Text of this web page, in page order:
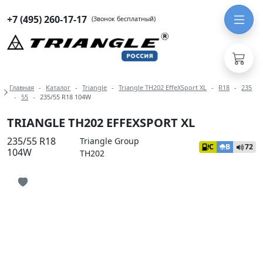
+7 (495) 260-17-17 (Звонок бесплатный)
Навигация по разделам модели
Главная Каталог Triangle Triangle TH202 EffeXSport XL R18
235
55
235/55 R18 104W
TRIANGLE TH202 EFFEXSPORT XL
235/55 R18
104W
Triangle Group
TH202
C B 72